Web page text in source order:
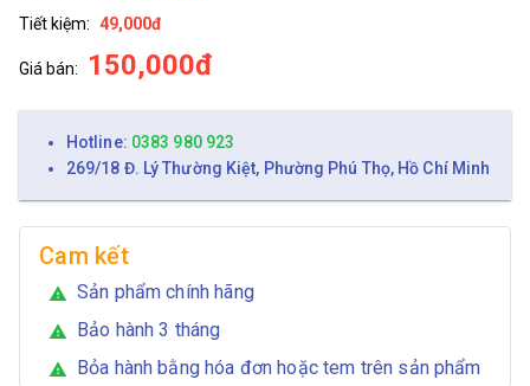
Tiết kiệm: 49,000đ
Giá bán: 150,000đ
Hotline: 0383 980 923
269/18 Đ. Lý Thường Kiệt, Phường Phú Thọ, Hồ Chí Minh
Cam kết
warning Sản phẩm chính hãng
warning Bảo hành 3 tháng
warning Bỏa hành bằng hóa đơn hoặc tem trên sản phẩm